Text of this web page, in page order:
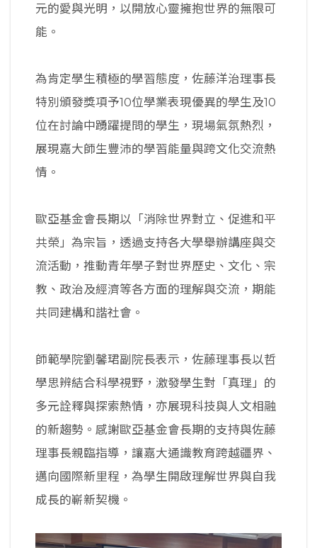
元的愛與光明，以開放心靈擁抱世界的無限可
能。
為肯定學生積極的學習態度，佐藤洋治理事長
特別頒發獎項予10位學業表現優異的學生及10
位在討論中踴躍提問的學生，現場氣氛熱烈，
展現嘉大師生豐沛的學習能量與跨文化交流熱
情。
歐亞基金會長期以「消除世界對立、促進和平
共榮」為宗旨，透過支持各大學舉辦講座與交
流活動，推動青年學子對世界歷史、文化、宗
教、政治及經濟等各方面的理解與交流，期能
共同建構和諧社會。
師範學院劉馨珺副院長表示，佐藤理事長以哲
學思辨結合科學視野，激發學生對「真理」的
多元詮釋與探索熱情，亦展現科技與人文相融
的新趨勢。感謝歐亞基金會長期的支持與佐藤
理事長親臨指導，讓嘉大通識教育跨越疆界、
邁向國際新里程，為學生開啟理解世界與自我
成長的嶄新契機。